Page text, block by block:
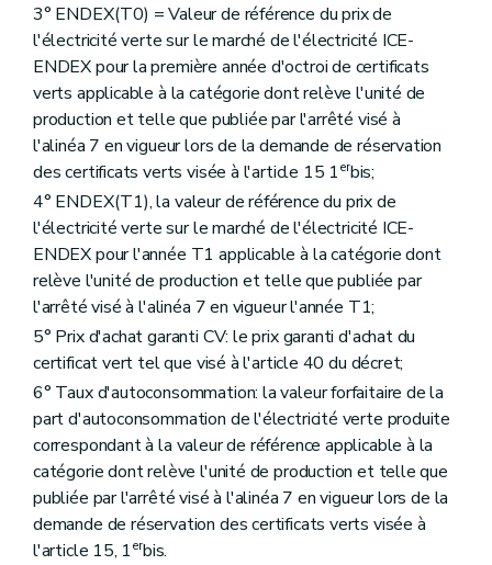
3° ENDEX(T0) = Valeur de référence du prix de
l'électricité verte sur le marché de l'électricité ICE-
ENDEX pour la première année d'octroi de certificats
verts applicable à la catégorie dont relève l'unité de
production et telle que publiée par l'arrêté visé à
l'alinéa 7 en vigueur lors de la demande de réservation
des certificats verts visée à l'article 15 1erbis;
4° ENDEX(T1), la valeur de référence du prix de
l'électricité verte sur le marché de l'électricité ICE-
ENDEX pour l'année T1 applicable à la catégorie dont
relève l'unité de production et telle que publiée par
l'arrêté visé à l'alinéa 7 en vigueur l'année T1;
5° Prix d'achat garanti CV: le prix garanti d'achat du
certificat vert tel que visé à l'article 40 du décret;
6° Taux d'autoconsommation: la valeur forfaitaire de la
part d'autoconsommation de l'électricité verte produite
correspondant à la valeur de référence applicable à la
catégorie dont relève l'unité de production et telle que
publiée par l'arrêté visé à l'alinéa 7 en vigueur lors de la
demande de réservation des certificats verts visée à
l'article 15, 1erbis.